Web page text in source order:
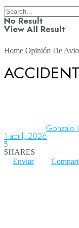
No Result
View All Result
Aeronáutica
Aeropuertos
Home Opinión De
Gonzalo
1 abril, 2026
5
SHARES
Enviar